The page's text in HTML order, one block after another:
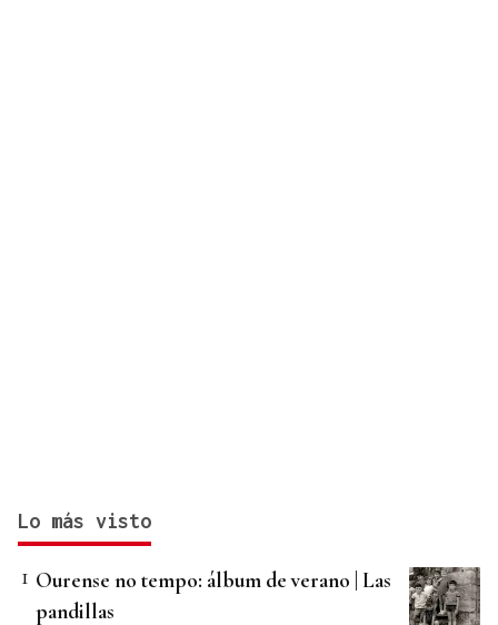
Lo más visto
Ourense no tempo: álbum de verano | Las
pandillas